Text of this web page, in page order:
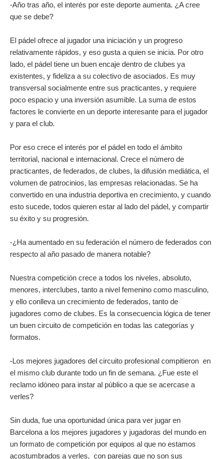
-Año tras año, el interés por este deporte aumenta. ¿A cree
que se debe?
El pádel ofrece al jugador una iniciación y un progreso
relativamente rápidos, y eso gusta a quien se inicia. Por otro
lado, el pádel tiene un buen encaje dentro de clubes ya
existentes, y fideliza a su colectivo de asociados. Es muy
transversal socialmente entre sus practicantes, y requiere
poco espacio y una inversión asumible. La suma de estos
factores le convierte en un deporte interesante para el jugador
y para el club.
Por eso crece el interés por el pádel en todo el ámbito
territorial, nacional e internacional. Crece el número de
practicantes, de federados, de clubes, la difusión mediática, el
volumen de patrocinios, las empresas relacionadas. Se ha
convertido en una industria deportiva en crecimiento, y cuando
esto sucede, todos quieren estar al lado del pádel, y compartir
su éxito y su progresión.
-¿Ha aumentado en su federación el número de federados con
respecto al año pasado de manera notable?
Nuestra competición crece a todos los niveles, absoluto,
menores, interclubes, tanto a nivel femenino como masculino,
y ello conlleva un crecimiento de federados, tanto de
jugadores como de clubes. Es la consecuencia lógica de tener
un buen circuito de competición en todas las categorías y
formatos.
-Los mejores jugadores del circuito profesional compitieron en
el mismo club durante todo un fin de semana. ¿Fue este el
reclamo idóneo para instar al público a que se acercase a
verles?
Sin duda, fue una oportunidad única para ver jugar en
Barcelona a los mejores jugadores y jugadoras del mundo en
un formato de competición por equipos al que no estamos
acostumbrados a verles, con parejas que no son sus